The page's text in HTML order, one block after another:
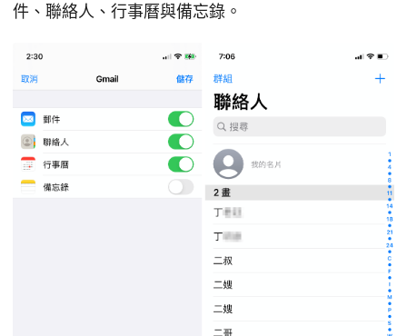
件、聯絡人、行事曆與備忘錄。